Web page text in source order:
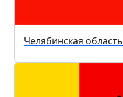
Челябинская область